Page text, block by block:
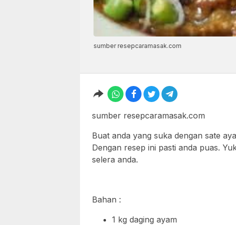
sumber resepcaramasak.com
sumber resepcaramasak.com
Buat anda yang suka dengan sate
Dengan resep ini pasti anda puas.
selera anda.
Bahan :
1 kg daging ayam